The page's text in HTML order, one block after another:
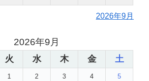
2026年9月
2026年9月
火 水 木 金 土
1 2 3 4 5